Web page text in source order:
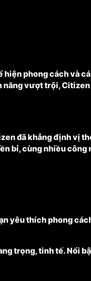
hiện phong cách và
vượt trội,
đã khẳng định vị
bỉ, cùng nhiều
yêu thích phong
trọng, tinh tế. Nổi